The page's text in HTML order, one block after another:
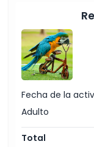
esfuerzos dirigidos
convierte al
del compromiso
ambiental.
Aspectos
Inclusiones
Fecha de la
Adulto
Total